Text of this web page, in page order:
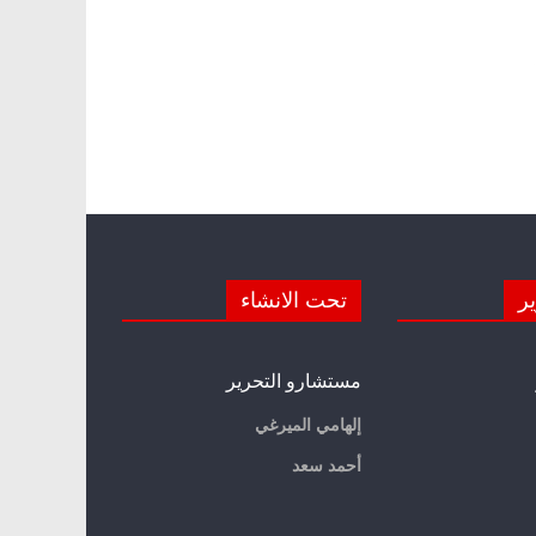
تحت الانشاء
مستشارو التحرير
إلهامي الميرغي
أحمد سعد